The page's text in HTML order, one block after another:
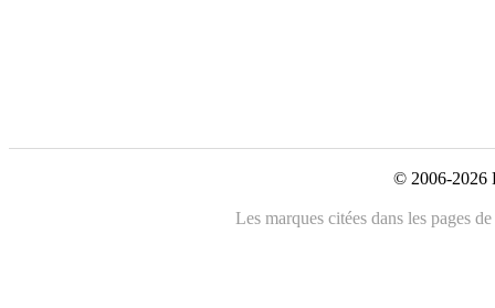
© 2006-2026
Les marques citées dans les pages